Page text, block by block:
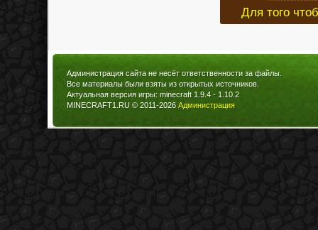
Для того
Администрация сайта не несёт ответственности за файлы.
Все материалы были взяты из открытых источников.
Актуальная версия игры: minecraft 1.9.4 - 1.10.2
MINECRAFT1.RU © 2011-2026 Администрация